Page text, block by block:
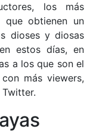
los más
que obtienen un
dioses y diosas
estos días, en
a los que son el
más viewers,